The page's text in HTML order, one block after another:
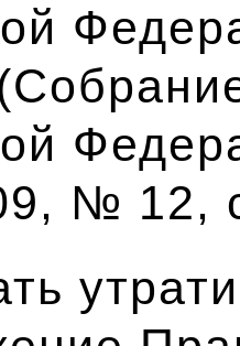
№ 12,